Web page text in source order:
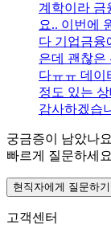
계학이라 금
요.. 이번에
다 기업금융
은데 괜찮은
다ㅠㅠ 데이
정도 있는
감사하겠습
궁금증이 남았나
빠르게 질문하세
현직자에게 질문하기
고객센터